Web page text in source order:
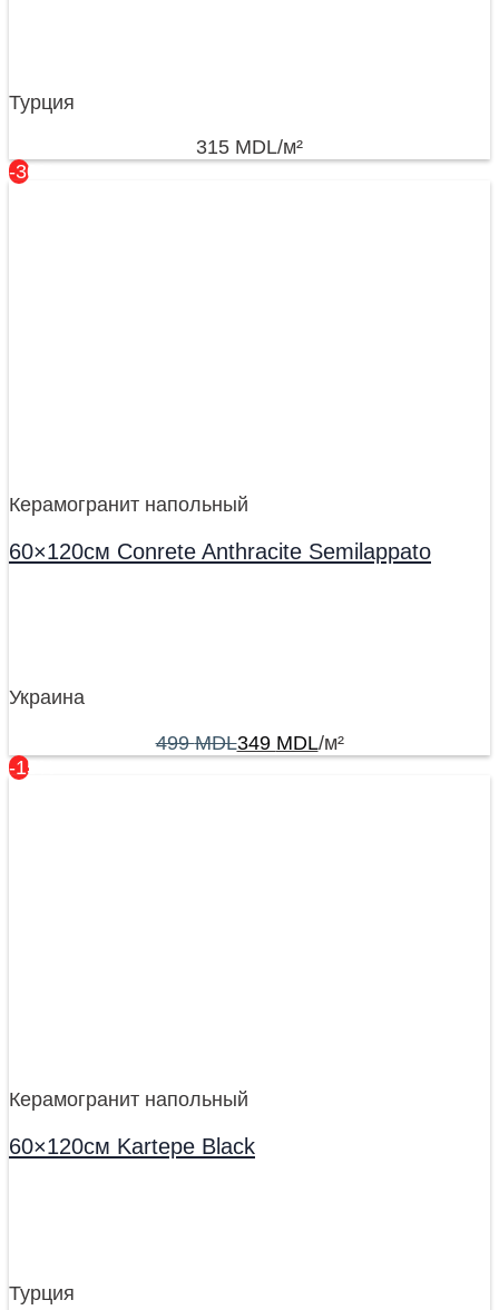
Турция
315 MDL/м²
-30%
Керамогранит напольный
60×120см Conrete Anthracite Semilappato
Украина
499MDL349 MDL/м²
-15%
Керамогранит напольный
60×120см Kartepe Black
Турция